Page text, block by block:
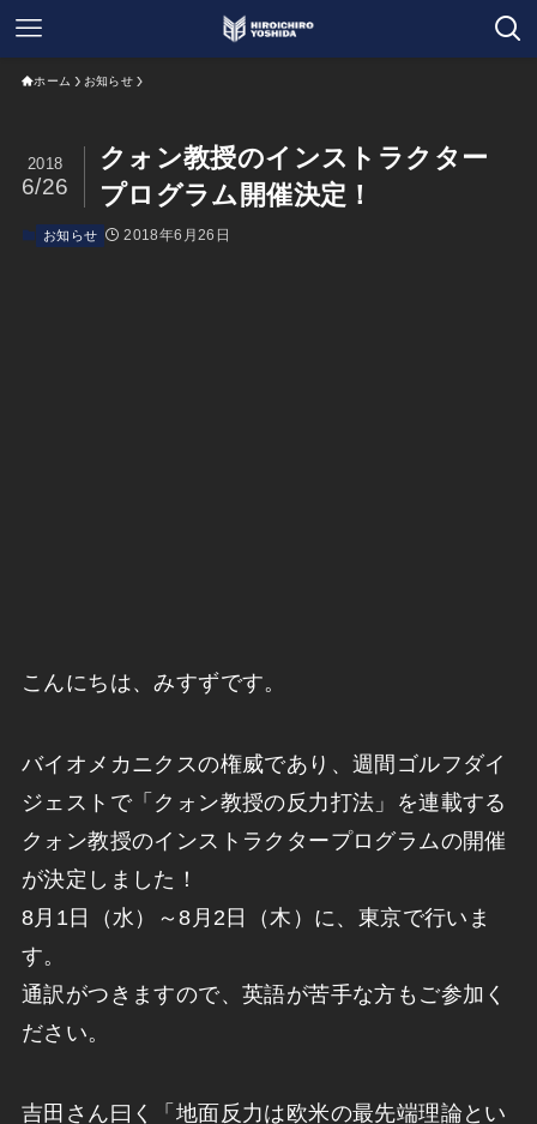
ホーム お知らせ
クォン教授のインストラクター
プログラム開催決定！
2018
6/26
お知らせ 2018年6月26日
こんにちは、みすずです。
バイオメカニクスの権威であり、週間ゴルフダイ
ジェストで「クォン教授の反力打法」を連載する
クォン教授のインストラクタープログラムの開催
が決定しました！
8月1日（水）～8月2日（木）に、東京で行いま
す。
通訳がつきますので、英語が苦手な方もご参加く
ださい。
吉田さん曰く「地面反力は欧米の最先端理論とい